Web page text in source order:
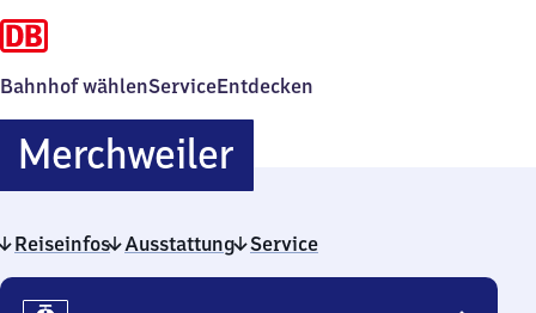
Bahnhof wählenServiceEntdecken
MerchweilerMerchweiler
Reiseinfos Ausstattung Service
Reiseinfos